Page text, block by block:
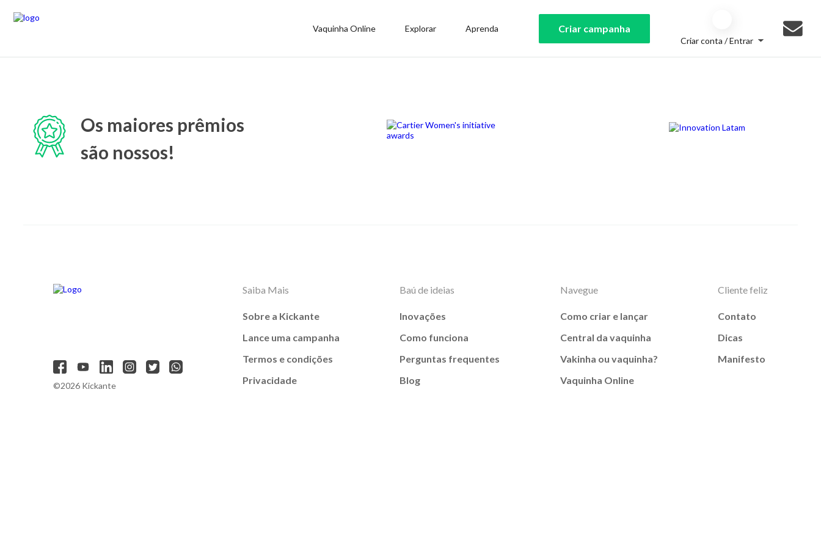
Vaquinha Online Explorar Aprenda Criar campanha
Criar conta / Entrar
Os maiores prêmios
são nossos!
©2026 Kickante
Saiba Mais
Sobre a Kickante
Lance uma campanha
Termos e condições
Privacidade
Baú de ideias
Inovações
Como funciona
Perguntas frequentes
Blog
Navegue
Como criar e lançar
Central da vaquinha
Vakinha ou vaquinha?
Vaquinha Online
Cliente feliz
Contato
Dicas
Manifesto